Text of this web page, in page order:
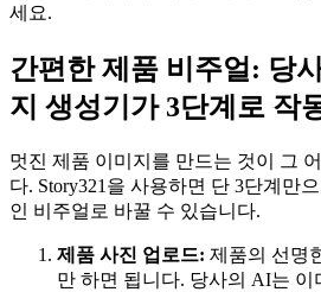
세요.
간편한 제품 비주얼: 당
지 생성기가 3단계로 작
멋진 제품 이미지를 만드는 것이 그
다. Story321을 사용하면 단 3단계만
인 비주얼로 바꿀 수 있습니다.
제품 사진 업로드: 제품의 선명
만 하면 됩니다. 당사의 AI는 이